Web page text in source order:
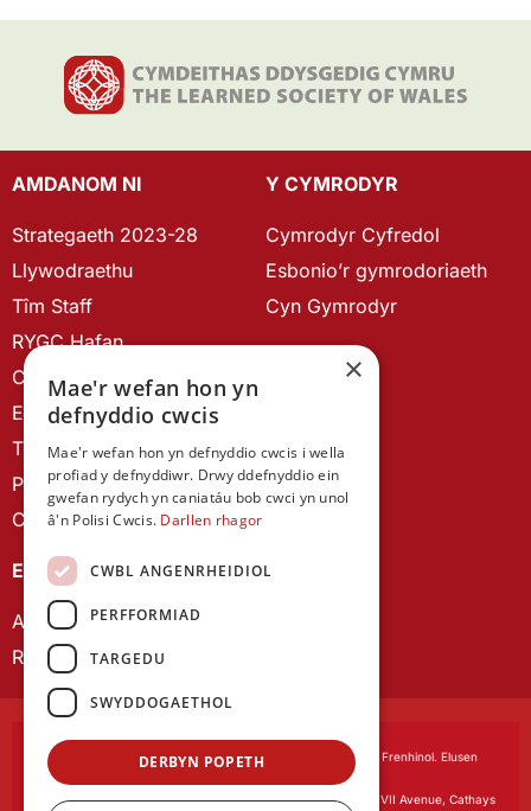
AMDANOM NI
Strategaeth 2023-28
Llywodraethu
Tîm Staff
RYGC Hafan
Canllawiau brandio
Ein Hanes
Telerau ac Amodau
Polisi Preifatrwydd
Cysylltu â ni
Y CYMRODYR
Cymrodyr Cyfredol
Esbonio’r gymrodoriaeth
Cyn Gymrodyr
EIN CYHOEDDIADAU
Astudiaethau Cymreig
Rhwydwaith Ymchwil Gyrfa Cynnar
Cymdeithas Ddysgedig Cymru, corfforedig drwy Siarter Frenhinol. Elusen
Swyddfa gofrestredig:The University Registry, King Edward VII Avenue, Cathays
×
Mae'r wefan hon yn
defnyddio cwcis
Mae'r wefan hon yn defnyddio cwcis i wella
profiad y defnyddiwr. Drwy ddefnyddio ein
gwefan rydych yn caniatáu bob cwci yn unol
â'n Polisi Cwcis. Darllen rhagor
CWBL ANGENRHEIDIOL
PERFFORMIAD
TARGEDU
SWYDDOGAETHOL
DERBYN POPETH